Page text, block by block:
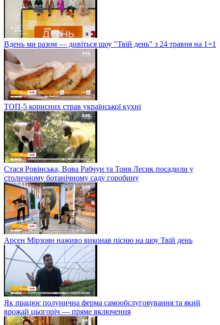
Вдень ми разом — дивіться шоу "Твій день" з 24 травня на 1+1
ТОП-5 корисних страв української кухні
Стася Ровінська, Вова Рабчун та Тоня Лесик посадили у
столичному ботанічному саду горобину
Арсен Мірзоян наживо виконав пісню на шоу Твій день
Як працює полунична ферма самообслуговування та який
врожай цьогоріч — пряме включення